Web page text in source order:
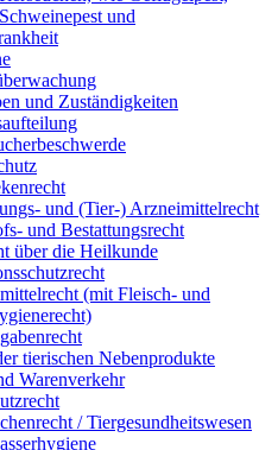
und
und Zuständigkeiten
und (Tier-) Arzneimittelrecht
und Bestattungsrecht
über die Heilkunde
(mit Fleisch- und
tierischen Nebenprodukte
Warenverkehr
/ Tiergesundheitswesen